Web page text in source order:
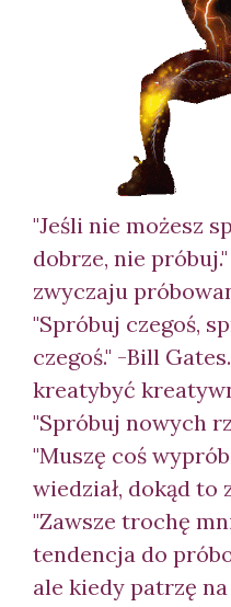
"Jeśli nie możesz
dobrze, nie
zwyczaju
"Spróbuj czegoś,
czegoś." -Bill
kreatybyć
"Spróbuj nowych
"Muszę coś
wiedział, dokąd to
"Zawsze trochę
tendencja do
ale kiedy patrzę